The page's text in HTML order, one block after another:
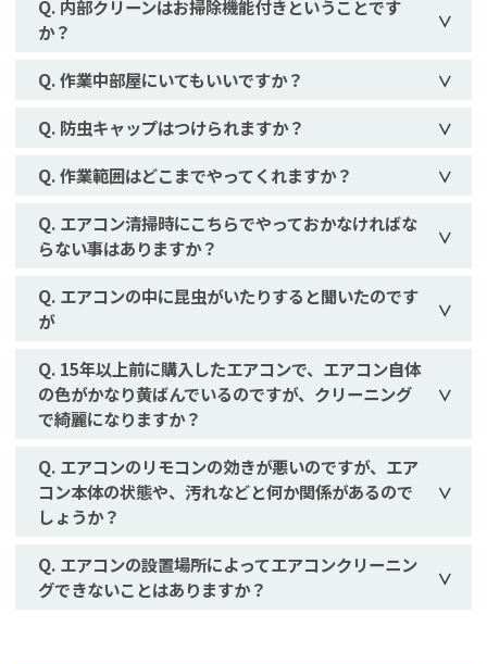
内部クリーンはお掃除機能付きということです
か？
作業中部屋にいてもいいですか？
防虫キャップはつけられますか？
作業範囲はどこまでやってくれますか？
エアコン清掃時にこちらでやっておかなければな
らない事はありますか？
エアコンの中に昆虫がいたりすると聞いたのです
が
15年以上前に購入したエアコンで、エアコン自体
の色がかなり黄ばんでいるのですが、クリーニング
で綺麗になりますか？
エアコンのリモコンの効きが悪いのですが、エア
コン本体の状態や、汚れなどと何か関係があるので
しょうか？
エアコンの設置場所によってエアコンクリーニン
グできないことはありますか？